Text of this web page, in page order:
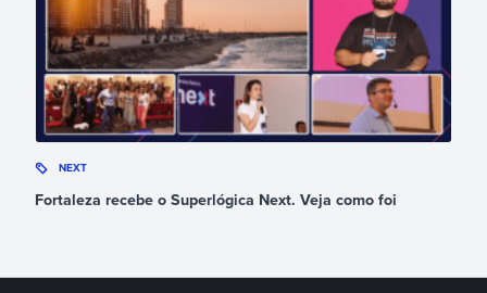
NEXT
Fortaleza recebe o Superlógica Next. Veja como foi